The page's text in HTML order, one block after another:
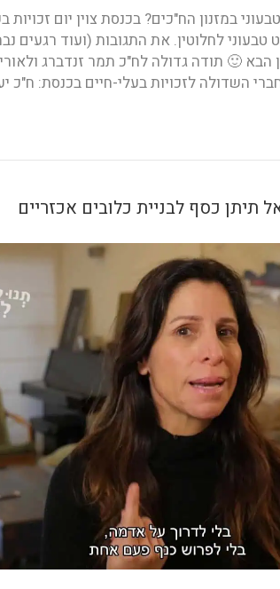
במזנון הח"כים? בכנסת צוין יום זכויות
לחלוטין. את התגובות (ועוד רגעים
הבא 🙂 תודה גדולה לח"כ תמר זנדברג
השדולה לזכויות בעלי-חיים בכנסת: ח"כ
תיתן כסף לבניית כלובים אכזריים